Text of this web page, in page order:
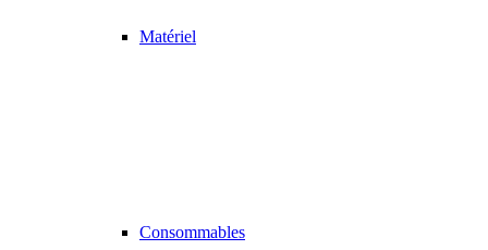
Matériel
Consommables